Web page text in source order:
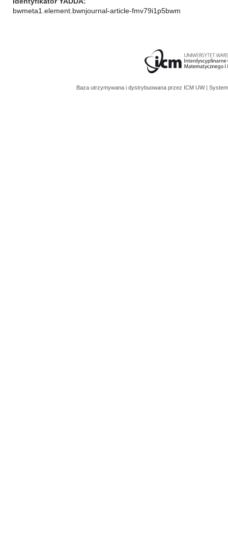
bwmeta1.element.bwnjournal-article-fmv79i1p5bwm
Baza utrzymywana i dystrybuowana przez ICM UW |